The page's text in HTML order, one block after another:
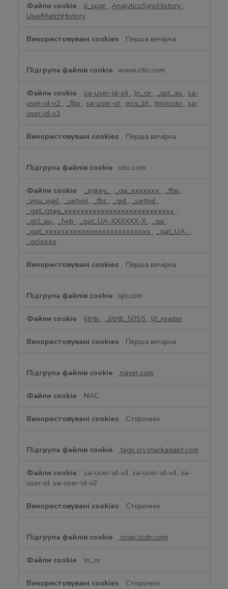
li_sugr , AnalyticsSyncHistory ,
UserMatchHistory
Перша вечірка
www.otis.com
sa-user-id-v4 , ln_or , _gcl_au , sa-
user-id-v2 , _fbp , sa-user-id , wcs_bt , monsido , sa-
user-id-v3
Перша вечірка
otis.com
_pykey_ , _ga_xxxxxxx , _fbp ,
_yjsu_yjad , _uetvid , _fbc , _gid , _uetsid ,
_gat_gtag_xxxxxxxxxxxxxxxxxxxxxxxxxxx ,
_gcl_au , _fwb , _gat_UA-XXXXXX-X , _ga ,
_gat_xxxxxxxxxxxxxxxxxxxxxxxxxx , _gat_UA- ,
_gclxxxx
Перша вечірка
lijit.com
ljtrtb , _ljtrtb_5055 , ljt_reader
Перша вечірка
naver.com
NAC
Сторонніх
tags.srv.stackadapt.com
sa-user-id-v3, sa-user-id-v4, sa-
user-id, sa-user-id-v2
Сторонніх
snap.licdn.com
ln_or
Сторонніх